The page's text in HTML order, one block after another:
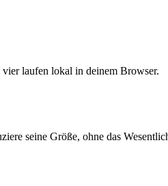
laufen lokal in deinem Browser.
seine Größe, ohne das